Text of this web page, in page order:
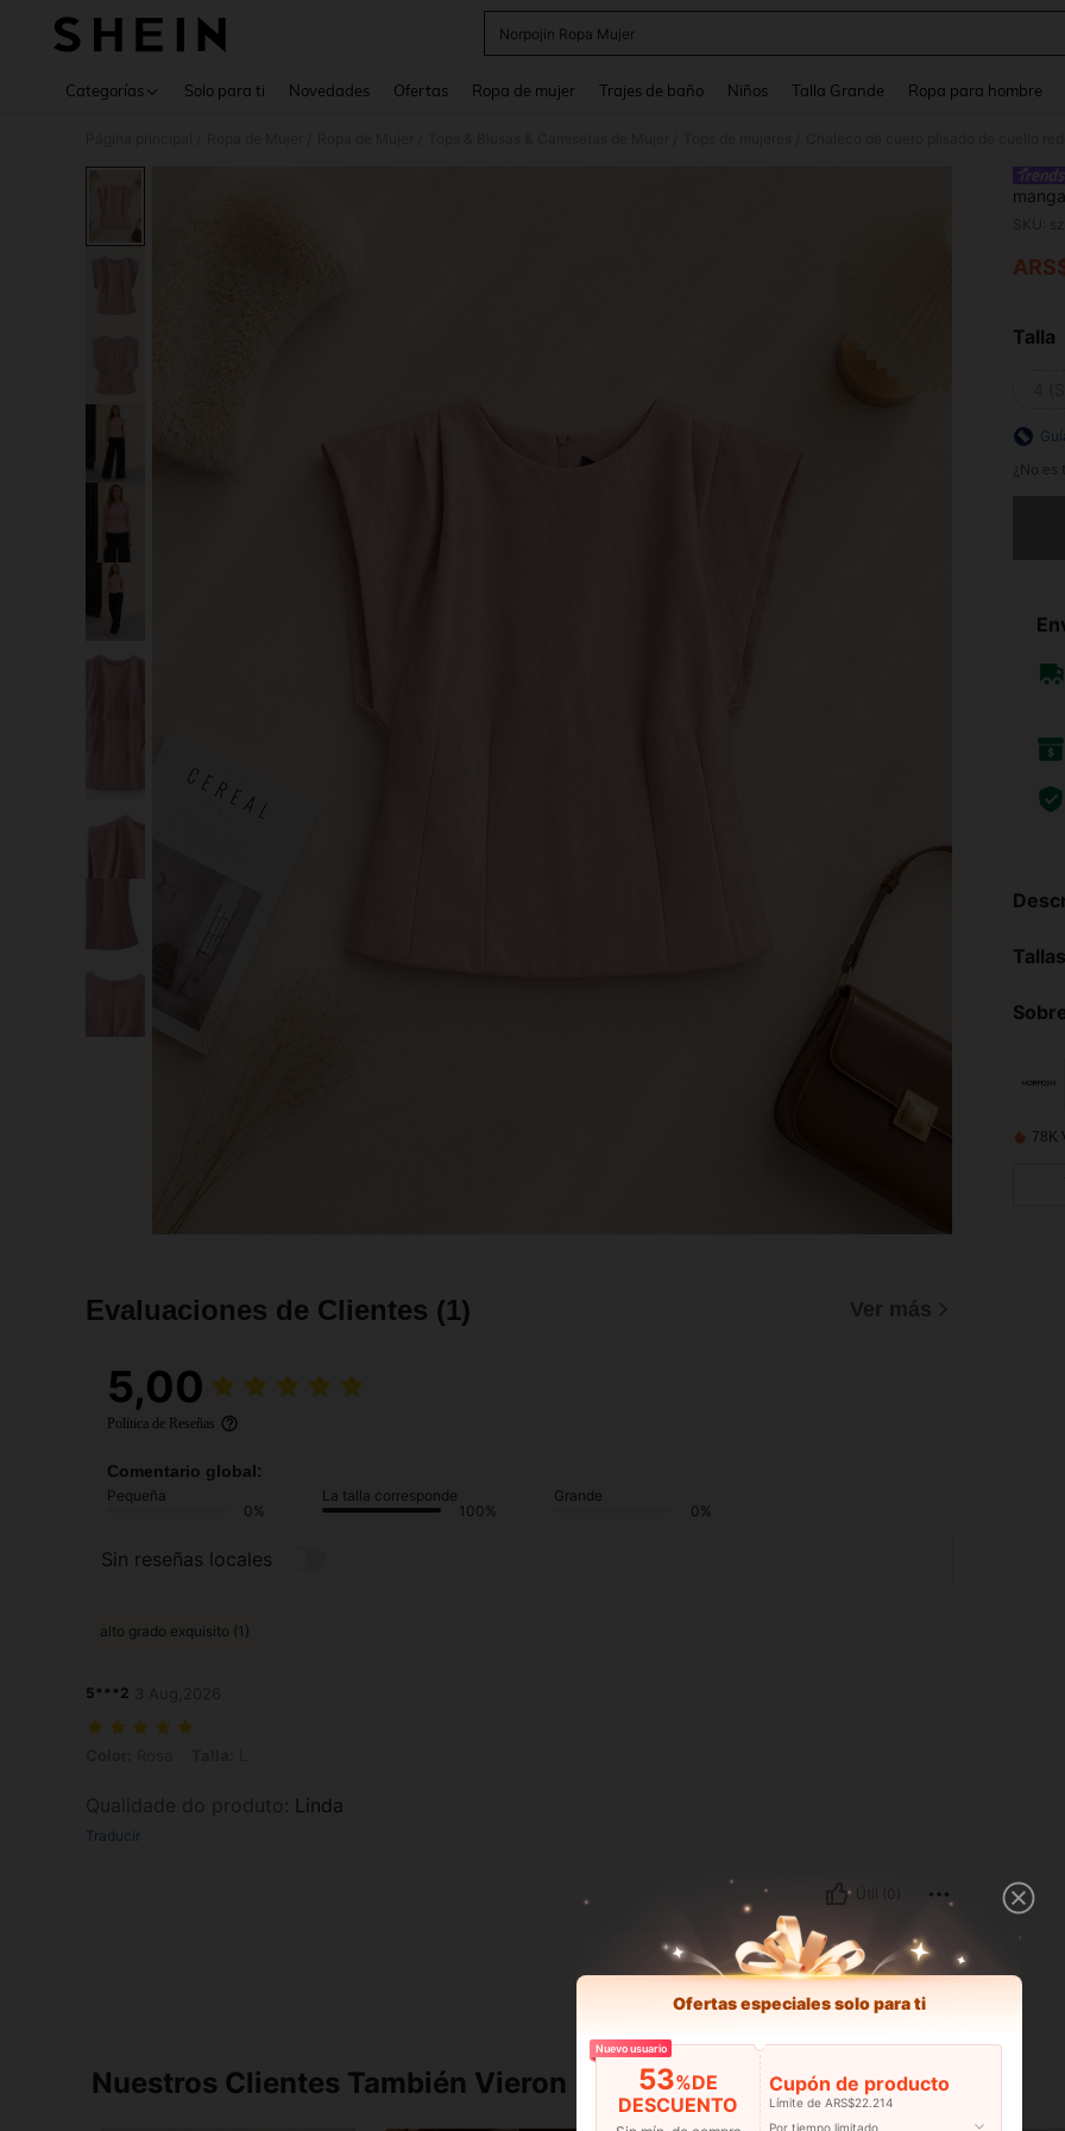
Norpojin Ropa Mujer
Categorías Solo para ti Novedades Ofertas Ropa de mujer Trajes de baño Niños Talla Grande Ropa para hombre
Evaluaciones de Clientes (1) Ver más
5,00
Política de Reseñas
Comentario global:
Pequeña
0%
La talla corresponde
100%
Grande
0%
Sin reseñas locales
alto grado exquisito (1)
5***2
Qualidade do produto : Linda
Traducir
Talla
¿No
78K
Nuestros Clientes También Vieron
Ofertas especiales solo para ti
Nuevo usuario
53%DE
DESCUENTO
Cupón de producto
Límite de ARS$22.214
Por tiempo limitado